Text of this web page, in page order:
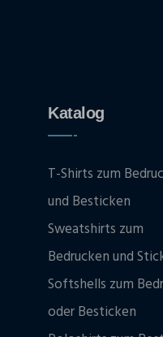
Katalog
T-Shirts zum
und Besticken
Sweatshirts zum
Bedrucken und
Softshells zum
oder Besticken